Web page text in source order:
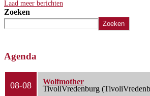
Laad meer berichten
Zoeken
Zoeken
Agenda
08-08
Wolfmother
TivoliVredenburg